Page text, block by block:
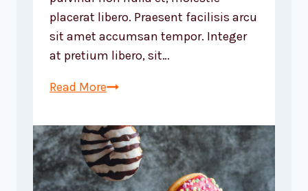
placerat libero. Praesent facilisis arcu
sit amet accumsan tempor. Integer
at pretium libero, sit…
Read MoreDesign
not
just
what
it